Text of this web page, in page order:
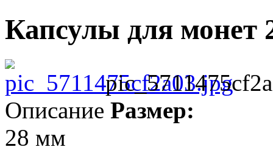
Капсулы для монет
Описание Размер:
28 мм